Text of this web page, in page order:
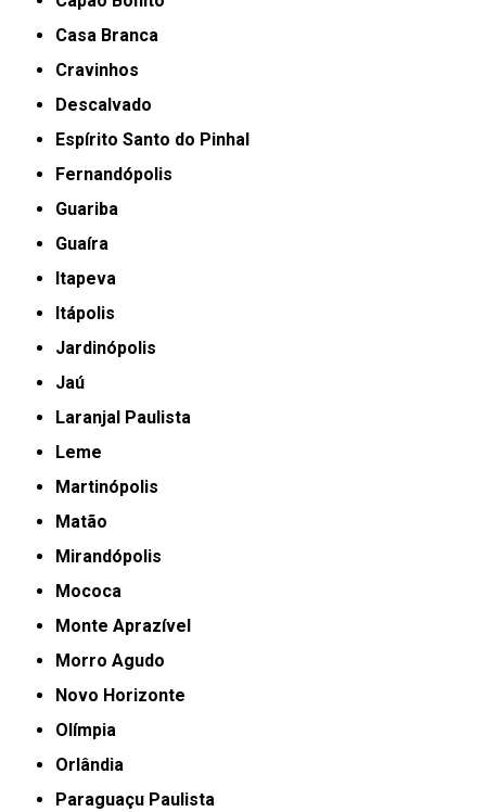
Casa Branca
Cravinhos
Descalvado
Espírito Santo do Pinhal
Fernandópolis
Guariba
Guaíra
Itapeva
Itápolis
Jardinópolis
Jaú
Laranjal Paulista
Leme
Martinópolis
Matão
Mirandópolis
Mococa
Monte Aprazível
Morro Agudo
Novo Horizonte
Olímpia
Orlândia
Paraguaçu Paulista